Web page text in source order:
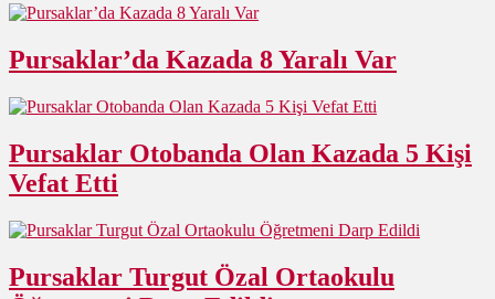
Pursaklar’da Kazada 8 Yaralı Var
Pursaklar Otobanda Olan Kazada 5 Kişi
Vefat Etti
Pursaklar Turgut Özal Ortaokulu